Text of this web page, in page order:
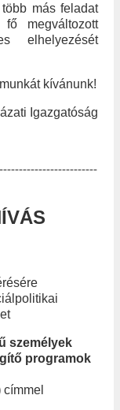
más feladat
megváltozott
elhelyezését
kívánunk!
Igazgatóság
személyek
programok
címmel